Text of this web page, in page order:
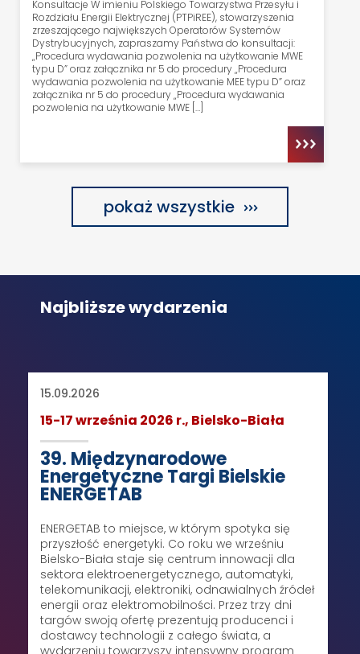
Konsultacje W imieniu Polskiego Towarzystwa Przesyłu i
Rozdziału Energii Elektrycznej (PTPiREE), stowarzyszenia
zrzeszającego największych Operatorów Systemów
Dystrybucyjnych, zapraszamy Państwa do konsultacji:
„Procedura wydawania pozwolenia na użytkowanie MWE
typu D” oraz załącznika nr 5 do procedury „Procedura
wydawania pozwolenia na użytkowanie MEE typu D” oraz
załącznika nr 5 do procedury „Procedura wydawania
pozwolenia na użytkowanie MWE […]
pokaż wszystkie
Najbliższe wydarzenia
15.09.2026
15-17 września 2026 r., Bielsko-Biała
39. Międzynarodowe
Energetyczne Targi Bielskie
ENERGETAB
ENERGETAB to miejsce, w którym spotyka się
przyszłość energetyki. Co roku we wrześniu
Bielsko-Biała staje się centrum innowacji dla
sektora elektroenergetycznego, automatyki,
telekomunikacji, elektroniki, odnawialnych źródeł
energii oraz elektromobilności. Przez trzy dni
targów swoją ofertę prezentują producenci i
dostawcy technologii z całego świata, a